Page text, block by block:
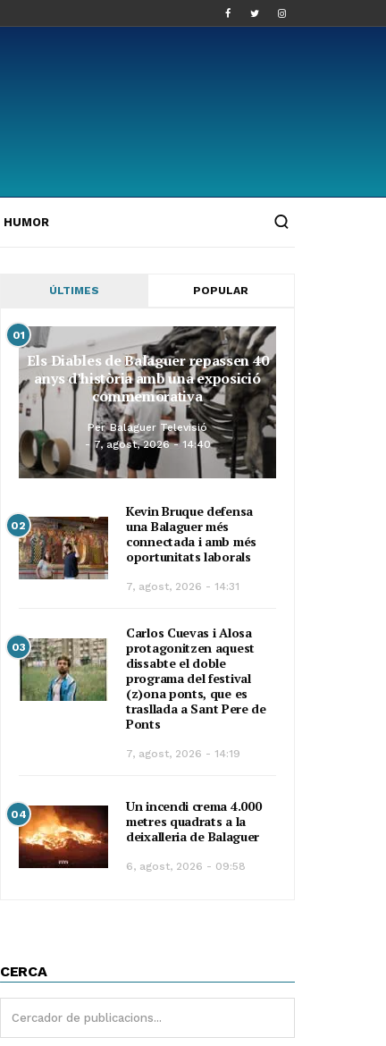
HUMOR
ÚLTIMES POPULAR
01
Els Diables de Balaguer repassen 40
anys d’història amb una exposició
commemorativa
Per Balaguer Televisió
7, agost, 2026 - 14:40
02
Kevin Bruque defensa
una Balaguer més
connectada i amb més
oportunitats laborals
7, agost, 2026 - 14:31
03
Carlos Cuevas i Alosa
protagonitzen aquest
dissabte el doble
programa del festival
(z)ona ponts, que es
trasllada a Sant Pere de
Ponts
7, agost, 2026 - 14:19
04
Un incendi crema 4.000
metres quadrats a la
deixalleria de Balaguer
6, agost, 2026 - 09:58
CERCA